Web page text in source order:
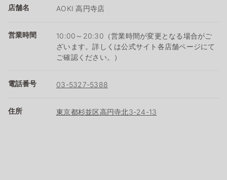
店舗名 AOKI 高円寺店
営業時間
10:00～20:30（営業時間が変更となる場合がご
ざいます。詳しくは公式サイト各店舗ページにて
ご確認ください。）
電話番号 03-5327-5388
住所 東京都杉並区高円寺北3-24-13